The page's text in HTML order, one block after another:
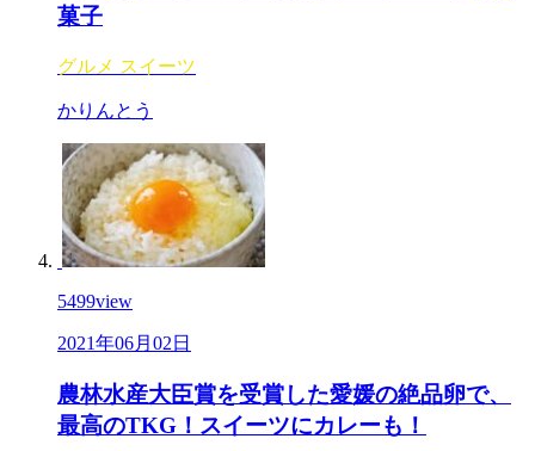
菓子
グルメ スイーツ
かりんとう
5499view
2021年06月02日
農林水産大臣賞を受賞した愛媛の絶品卵で、
最高のTKG！スイーツにカレーも！